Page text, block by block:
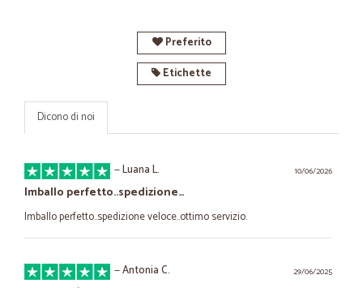
Preferito
Etichette
Dicono di noi
10/06/2026
—Luana L.
Imballo perfetto..spedizione…
Imballo perfetto..spedizione veloce..ottimo servizio.
29/06/2025
—Antonia C.